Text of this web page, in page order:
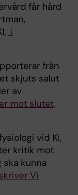
får hård
i
från
skjuts salut
av
mot slutet,
vid KI,
kritik mot
kunna
Vi